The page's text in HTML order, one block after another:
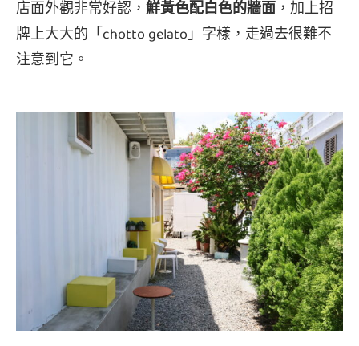
店面外觀非常好認， 鮮黃色配白色的牆面 ，加上招
牌上大大的「chotto gelato」字樣，走過去很難不
注意到它。